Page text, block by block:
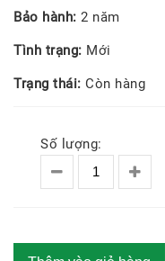
Bảo hành: 2 năm
Tình trạng: Mới
Trạng thái: Còn hàng
Số lượng: